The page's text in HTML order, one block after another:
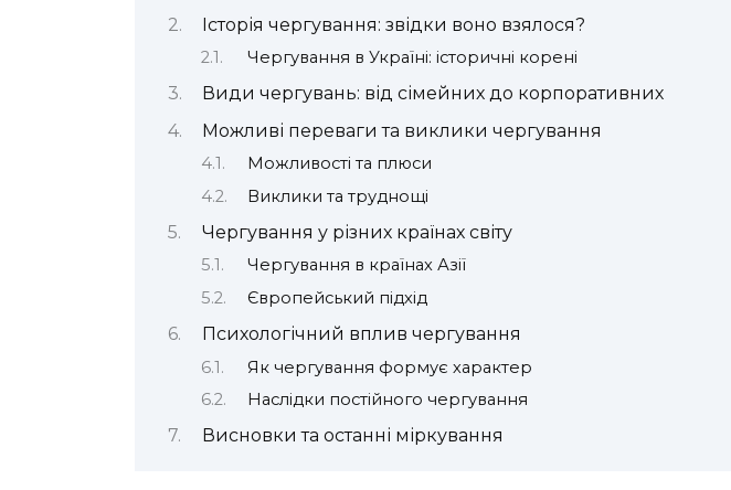
Історія чергування: звідки воно взялося?
Чергування в Україні: історичні корені
Види чергувань: від сімейних до корпоративних
Можливі переваги та виклики чергування
Можливості та плюси
Виклики та труднощі
Чергування у різних країнах світу
Чергування в країнах Азії
Європейський підхід
Психологічний вплив чергування
Як чергування формує характер
Наслідки постійного чергування
Висновки та останні міркування